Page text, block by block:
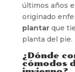
últimos años
originado
plantarque
planta del pie.
¿Dónde
cómodos